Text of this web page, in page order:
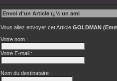
Envoi d'un Article ï¿½ un ami
Vous allez envoyer cet Article GOLDMAN
Votre nom :
Votre E-mail :
Nom du destinataire :